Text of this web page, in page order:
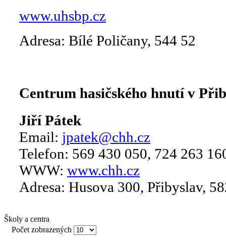
www.uhsbp.cz
Adresa: Bílé Poličany, 544 52
Centrum hasičského hnutí v
Jiří Pátek
Email: jpatek@chh.cz
Telefon: 569 430 050, 724 263
WWW: www.chh.cz
Adresa: Husova 300, Přibyslav,
Školy a centra
Počet zobrazených